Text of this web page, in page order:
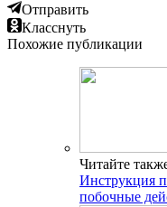
Отправить
Класснуть
Похожие публикации
Читайте
Инструкция
побочные